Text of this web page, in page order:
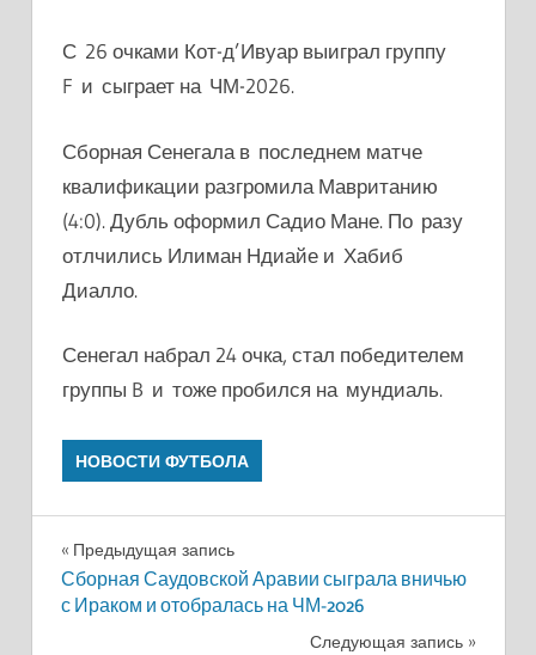
С 26 очками Кот-д’Ивуар выиграл группу
F и сыграет на ЧМ-2026.
Сборная Сенегала в последнем матче
квалификации разгромила Мавританию
(4:0). Дубль оформил Садио Мане. По разу
отлчились Илиман Ндиайе и Хабиб
Диалло.
Сенегал набрал 24 очка, стал победителем
группы B и тоже пробился на мундиаль.
НОВОСТИ ФУТБОЛА
Навигация
по
Предыдущая запись
Сборная Саудовской Аравии сыграла вничью
с Ираком и отобралась на ЧМ-2026
Следующая запись